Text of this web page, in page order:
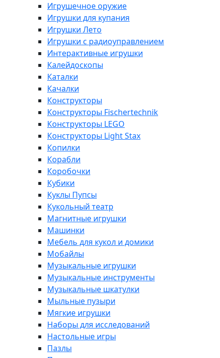
Игрушечное оружие
Игрушки для купания
Игрушки Лето
Игрушки с радиоуправлением
Интерактивные игрушки
Калейдоскопы
Каталки
Качалки
Конструкторы
Конструкторы Fisсhertechnik
Конструкторы LEGO
Конструкторы Light Stax
Копилки
Корабли
Коробочки
Кубики
Куклы Пупсы
Кукольный театр
Магнитные игрушки
Машинки
Мебель для кукол и домики
Мобайлы
Музыкальные игрушки
Музыкальные инструменты
Музыкальные шкатулки
Мыльные пузыри
Мягкие игрушки
Наборы для исследований
Настольные игры
Пазлы